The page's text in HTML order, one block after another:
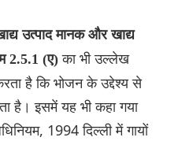
उत्पाद मानक और खाद्य
2.5.1 (ए)का भी उल्लेख
है कि भोजन के उद्देश्य से
है। इसमें यह भी कहा गया
1994 दिल्ली में गायों